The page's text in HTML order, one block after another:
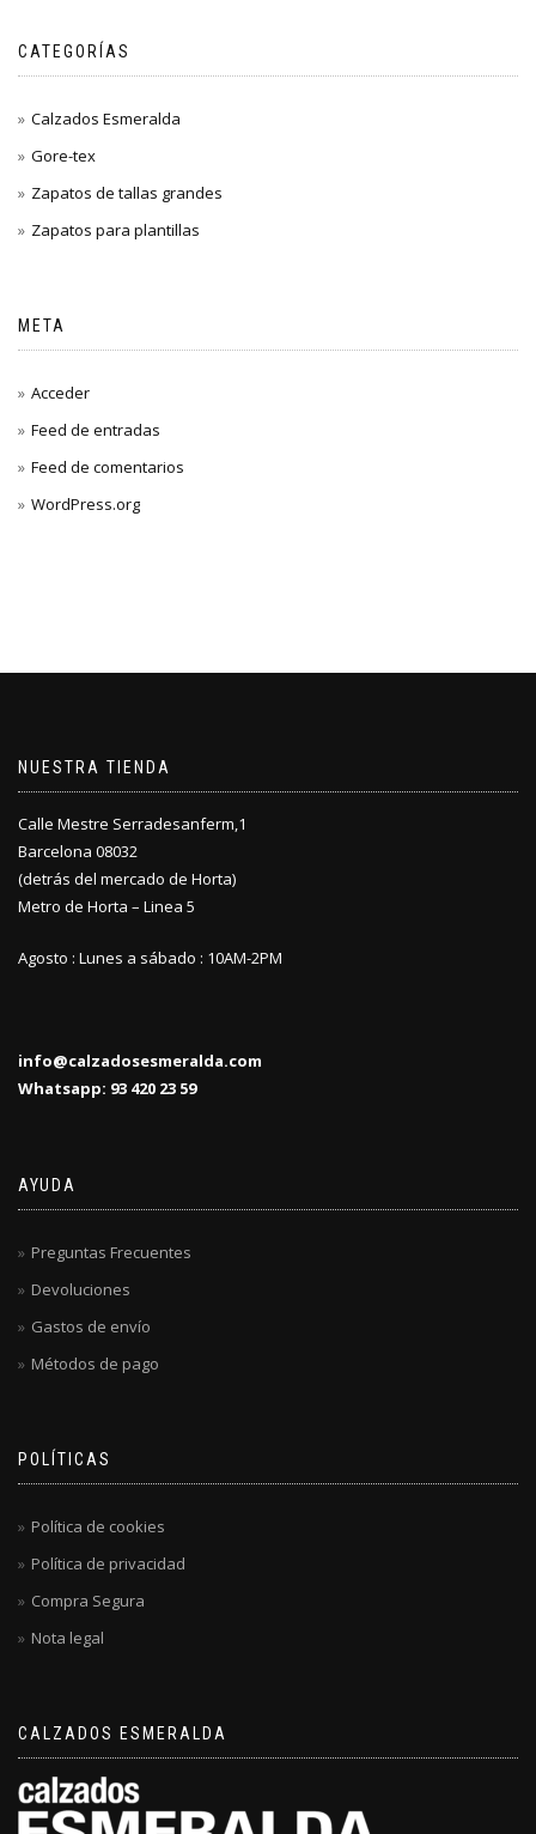
CATEGORÍAS
Calzados Esmeralda
Gore-tex
Zapatos de tallas grandes
Zapatos para plantillas
META
Acceder
Feed de entradas
Feed de comentarios
WordPress.org
NUESTRA TIENDA
Calle Mestre Serradesanferm,1
Barcelona 08032
(detrás del mercado de Horta)
Metro de Horta – Linea 5
Agosto : Lunes a sábado : 10AM-2PM
info@calzadosesmeralda.com
Whatsapp: 93 420 23 59
AYUDA
Preguntas Frecuentes
Devoluciones
Gastos de envío
Métodos de pago
POLÍTICAS
Política de cookies
Política de privacidad
Compra Segura
Nota legal
CALZADOS ESMERALDA